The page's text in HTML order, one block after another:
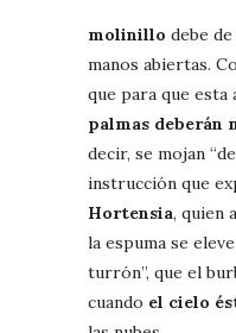
molinillo debe
manos abiertas.
que para que esta
palmas deberán
decir, se mojan
instrucción que
Hortensia, quien
la espuma se
turrón”, que el
cuando el cielo